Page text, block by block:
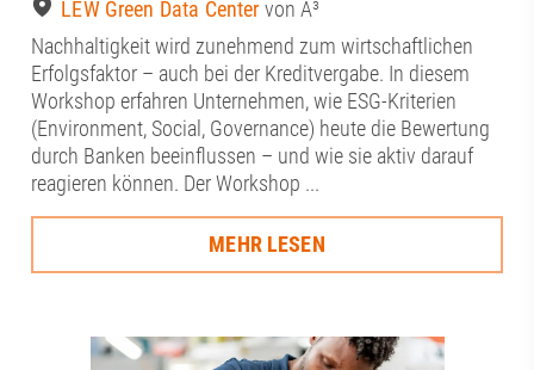
LEW Green Data Center von A³
Nachhaltigkeit wird zunehmend zum wirtschaftlichen
Erfolgsfaktor – auch bei der Kreditvergabe. In diesem
Workshop erfahren Unternehmen, wie ESG-Kriterien
(Environment, Social, Governance) heute die Bewertung
durch Banken beeinflussen – und wie sie aktiv darauf
reagieren können. Der Workshop ...
MEHR LESEN